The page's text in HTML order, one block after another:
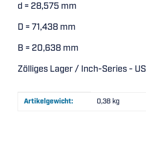
d = 28,575 mm
D = 71,438 mm
B = 20,638 mm
Zölliges Lager / Inch-Series - US
Produkteigenschaft
Wert
Artikelgewicht: 0,38 kg